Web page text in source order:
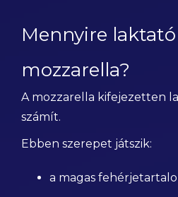
Mennyire laktató
mozzarella?
A mozzarella kifejezetten
számít.
Ebben szerepet játszik:
a magas